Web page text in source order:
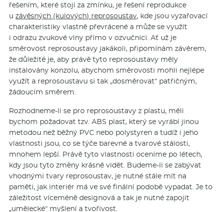
řešením, které stojí za zmínku, je řešení reprodukce
uzávěsných (kulových) reprosoustav, kde jsou vyzařovací
charakteristiky vlastně převrácené a může se využít
i odrazu zvukové vlny přímo v ozvučnici. Ať už je
směrovost reprosoustavy jakákoli, připomínám závěrem,
že důležité je, aby právě tyto reprosoustavy měly
instalovány konzolu, abychom směrovosti mohli nejlépe
využít a reprosoustavu si tak „dosměrovat“ patřičným,
žádoucím směrem.
Rozhodneme-li se pro reprosoustavy z plastu, měli
bychom požadovat tzv. ABS plast, který se vyrábí jinou
metodou než běžný PVC nebo polystyren a tudíž i jeho
vlastnosti jsou, co se týče barevné a tvarové stálosti,
mnohem lepší. Právě tyto vlastnosti oceníme po létech,
kdy jsou tyto změny krásně vidět. Budeme-li se zabývat
vhodnými tvary reprosoustav, je nutné stále mít na
paměti, jak interiér má ve své finální podobě vypadat. Je to
záležitost víceméně designová a tak je nutné zapojit
„umělecké“ myšlení a tvořivost.